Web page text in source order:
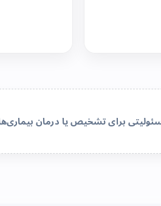
برای تشخیص یا درمان بیماری‌ها